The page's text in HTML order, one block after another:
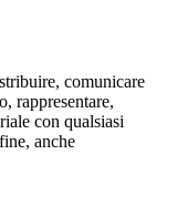
comunicare
rappresentare,
con qualsiasi
anche